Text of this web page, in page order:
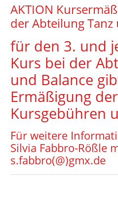
AKTION
der Abteilung Tanz
für den 3. und
Kurs bei der
und Balance
Ermäßigung der
Kursgebühren
Für weitere
Silvia Fabbro-Rößle
s.fabbro(@)gmx.de